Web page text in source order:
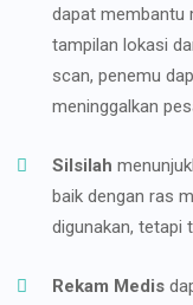
dapat membantu
tampilan lokasi
scan, penemu
meninggalkan
Silsilah
baik dengan ras
digunakan, tetapi
Rekam Medis